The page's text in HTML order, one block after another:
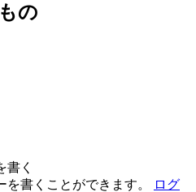
の
書く
書くことができます。
ログ